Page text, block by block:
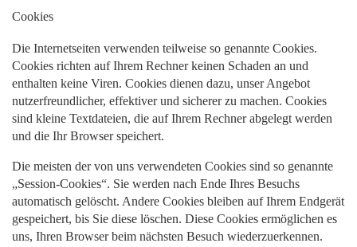
Cookies
Die Internetseiten verwenden teilweise so genannte Cookies.
Cookies richten auf Ihrem Rechner keinen Schaden an und
enthalten keine Viren. Cookies dienen dazu, unser Angebot
nutzerfreundlicher, effektiver und sicherer zu machen. Cookies
sind kleine Textdateien, die auf Ihrem Rechner abgelegt werden
und die Ihr Browser speichert.
Die meisten der von uns verwendeten Cookies sind so genannte
„Session-Cookies“. Sie werden nach Ende Ihres Besuchs
automatisch gelöscht. Andere Cookies bleiben auf Ihrem Endgerät
gespeichert, bis Sie diese löschen. Diese Cookies ermöglichen es
uns, Ihren Browser beim nächsten Besuch wiederzuerkennen.